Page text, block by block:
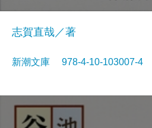
志賀直哉／著
新潮文庫 978-4-10-103007-